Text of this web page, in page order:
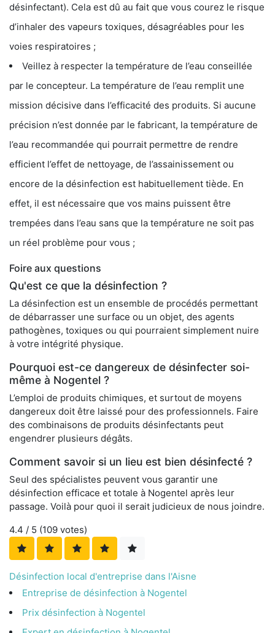
désinfectant). Cela est dû au fait que vous courez le risque
d’inhaler des vapeurs toxiques, désagréables pour les
voies respiratoires ;
Veillez à respecter la température de l’eau conseillée
par le concepteur. La température de l’eau remplit une
mission décisive dans l’efficacité des produits. Si aucune
précision n’est donnée par le fabricant, la température de
l’eau recommandée qui pourrait permettre de rendre
efficient l’effet de nettoyage, de l’assainissement ou
encore de la désinfection est habituellement tiède. En
effet, il est nécessaire que vos mains puissent être
trempées dans l’eau sans que la température ne soit pas
un réel problème pour vous ;
Foire aux questions
Qu'est ce que la désinfection ?
La désinfection est un ensemble de procédés permettant
de débarrasser une surface ou un objet, des agents
pathogènes, toxiques ou qui pourraient simplement nuire
à votre intégrité physique.
Pourquoi est-ce dangereux de désinfecter soi-
même à Nogentel ?
L’emploi de produits chimiques, et surtout de moyens
dangereux doit être laissé pour des professionnels. Faire
des combinaisons de produits désinfectants peut
engendrer plusieurs dégâts.
Comment savoir si un lieu est bien désinfecté ?
Seul des spécialistes peuvent vous garantir une
désinfection efficace et totale à Nogentel après leur
passage. Voilà pour quoi il serait judicieux de nous joindre.
4.4 / 5 (109 votes)
Désinfection local d'entreprise dans l'Aisne
Entreprise de désinfection à Nogentel
Prix désinfection à Nogentel